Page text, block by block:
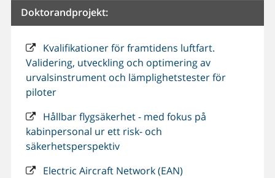
Doktorandprojekt:
Kvalifikationer för framtidens luftfart.
Validering, utveckling och optimering av
urvalsinstrument och lämplighetstester för
piloter
Hållbar flygsäkerhet - med fokus på
kabinpersonal ur ett risk- och
säkerhetsperspektiv
Electric Aircraft Network (EAN)